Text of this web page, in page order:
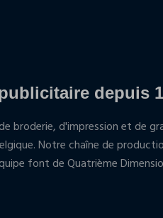
depuis
broderie, d'impression et de
Notre chaîne de
font de Quatrième